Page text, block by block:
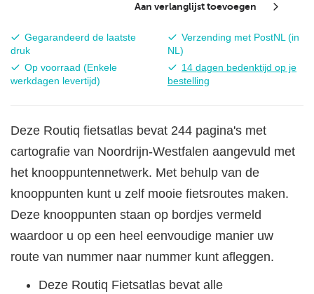
Aan verlanglijst toevoegen
Actualiteit:
Gegarandeerd de laatste
druk
Beschikbaarheid:
Op voorraad (Enkele
werkdagen levertijd)
Bezorgkosten:
Verzending met PostNL (in
NL)
Bedenktijd:
14 dagen bedenktijd op je
bestelling
Deze Routiq fietsatlas bevat 244 pagina's met
cartografie van Noordrijn-Westfalen aangevuld met
het knooppuntennetwerk. Met behulp van de
knooppunten kunt u zelf mooie fietsroutes maken.
Deze knooppunten staan op bordjes vermeld
waardoor u op een heel eenvoudige manier uw
route van nummer naar nummer kunt afleggen.
Deze Routiq Fietsatlas bevat alle